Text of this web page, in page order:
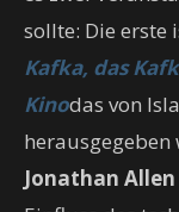
sollte: Die erste
Kafka, das
Kinodas von
Jonathan Allen